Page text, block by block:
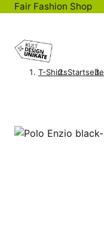
Fair Fashion Shop
T-ShirtsStartseite